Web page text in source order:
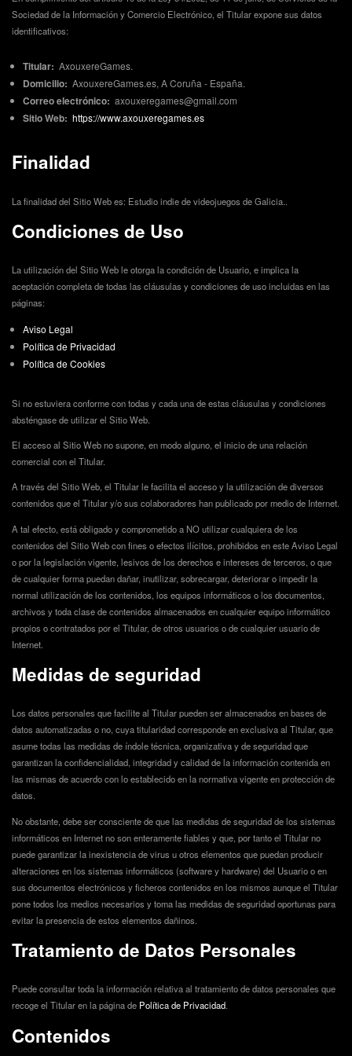
Sociedad de la Información y Comercio Electrónico, el Titular expone sus datos
identificativos:
Titular: AxouxereGames.
Domicilio: AxouxereGames.es, A Coruña - España.
Correo electrónico: axouxeregames@gmail.com
Sitio Web: https://www.axouxeregames.es
Finalidad
La finalidad del Sitio Web es: Estudio indie de videojuegos de Galicia..
Condiciones de Uso
La utilización del Sitio Web le otorga la condición de Usuario, e implica la
aceptación completa de todas las cláusulas y condiciones de uso incluidas en las
páginas:
Aviso Legal
Política de Privacidad
Política de Cookies
Si no estuviera conforme con todas y cada una de estas cláusulas y condiciones
absténgase de utilizar el Sitio Web.
El acceso al Sitio Web no supone, en modo alguno, el inicio de una relación
comercial con el Titular.
A través del Sitio Web, el Titular le facilita el acceso y la utilización de diversos
contenidos que el Titular y/o sus colaboradores han publicado por medio de Internet.
A tal efecto, está obligado y comprometido a NO utilizar cualquiera de los
contenidos del Sitio Web con fines o efectos ilícitos, prohibidos en este Aviso Legal
o por la legislación vigente, lesivos de los derechos e intereses de terceros, o que
de cualquier forma puedan dañar, inutilizar, sobrecargar, deteriorar o impedir la
normal utilización de los contenidos, los equipos informáticos o los documentos,
archivos y toda clase de contenidos almacenados en cualquier equipo informático
propios o contratados por el Titular, de otros usuarios o de cualquier usuario de
Internet.
Medidas de seguridad
Los datos personales que facilite al Titular pueden ser almacenados en bases de
datos automatizadas o no, cuya titularidad corresponde en exclusiva al Titular, que
asume todas las medidas de índole técnica, organizativa y de seguridad que
garantizan la confidencialidad, integridad y calidad de la información contenida en
las mismas de acuerdo con lo establecido en la normativa vigente en protección de
datos.
No obstante, debe ser consciente de que las medidas de seguridad de los sistemas
informáticos en Internet no son enteramente fiables y que, por tanto el Titular no
puede garantizar la inexistencia de virus u otros elementos que puedan producir
alteraciones en los sistemas informáticos (software y hardware) del Usuario o en
sus documentos electrónicos y ficheros contenidos en los mismos aunque el Titular
pone todos los medios necesarios y toma las medidas de seguridad oportunas para
evitar la presencia de estos elementos dañinos.
Tratamiento de Datos Personales
Puede consultar toda la información relativa al tratamiento de datos personales que
recoge el Titular en la página de Política de Privacidad.
Contenidos